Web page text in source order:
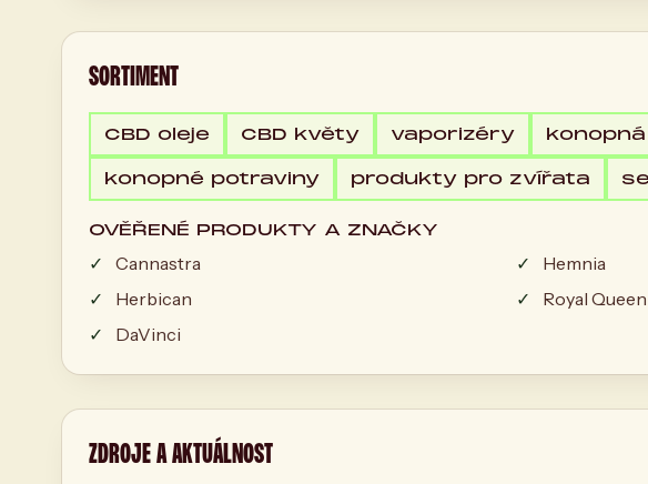
SORTIMENT
CBD oleje CBD květy vaporizéry
konopné potraviny produkty pro zvířata
OVĚŘENÉ PRODUKTY A ZNAČKY
Cannastra
Hemnia
Herbican
Royal
DaVinci
ZDROJE A AKTUÁLNOST